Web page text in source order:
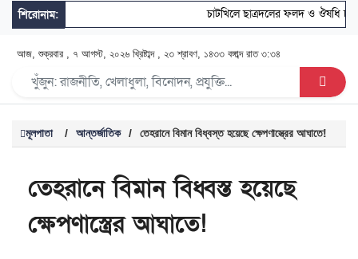
শিরোনাম: চাটখিলে ছাত্রদলের ফলদ ও ঔষধি চারা
আজ, শুক্রবার , ৭ আগস্ট, ২০২৬ খ্রিষ্টাব্দ , ২৩ শ্রাবণ, ১৪৩৩ বঙ্গাব্দ রাত ৩:৩৪
মূলপাতা / আন্তর্জাতিক / তেহরানে বিমান বিধ্বস্ত হয়েছে ক্ষেপণাস্ত্রের আঘাতে!
তেহরানে বিমান বিধ্বস্ত হয়েছে
ক্ষেপণাস্ত্রের আঘাতে!